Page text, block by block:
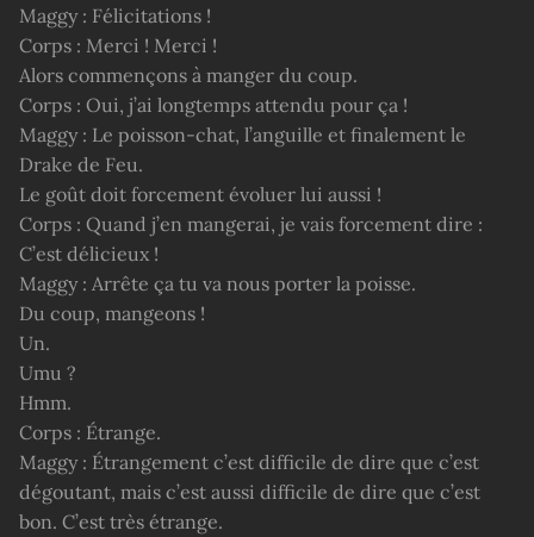
Maggy : Félicitations !
Corps : Merci ! Merci !
Alors commençons à manger du coup.
Corps : Oui, j’ai longtemps attendu pour ça !
Maggy : Le poisson-chat, l’anguille et finalement le
Drake de Feu.
Le goût doit forcement évoluer lui aussi !
Corps : Quand j’en mangerai, je vais forcement dire :
C’est délicieux !
Maggy : Arrête ça tu va nous porter la poisse.
Du coup, mangeons !
Un.
Umu ?
Hmm.
Corps : Étrange.
Maggy : Étrangement c’est difficile de dire que c’est
dégoutant, mais c’est aussi difficile de dire que c’est
bon. C’est très étrange.